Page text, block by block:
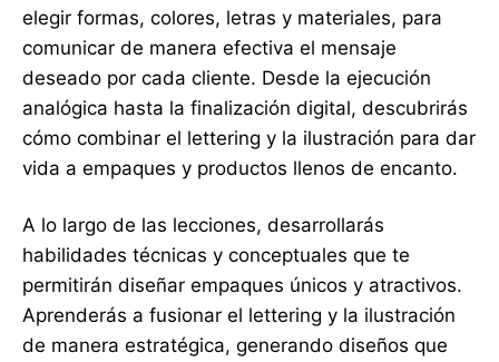
elegir formas, colores, letras y materiales, para
comunicar de manera efectiva el mensaje
deseado por cada cliente. Desde la ejecución
analógica hasta la finalización digital, descubrirás
cómo combinar el lettering y la ilustración para dar
vida a empaques y productos llenos de encanto.
A lo largo de las lecciones, desarrollarás
habilidades técnicas y conceptuales que te
permitirán diseñar empaques únicos y atractivos.
Aprenderás a fusionar el lettering y la ilustración
de manera estratégica, generando diseños que